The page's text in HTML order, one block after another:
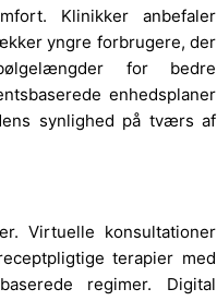
Klinikker anbefaler
yngre forbrugere, der
for bedre
enhedsplaner
synlighed på tværs af
Virtuelle konsultationer
terapier med
regimer. Digital